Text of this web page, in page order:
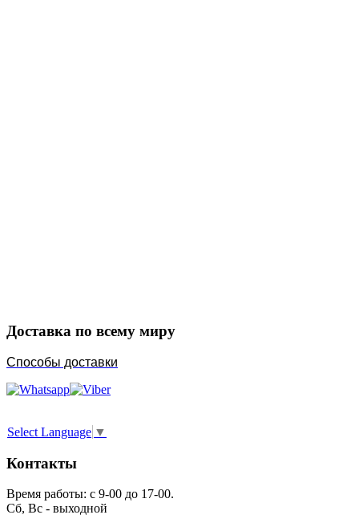
Доставка по всему миру
Способы доставки
Select Language ▼
Контакты
Время работы: с 9-00 до 17-00.
Сб, Вс - выходной